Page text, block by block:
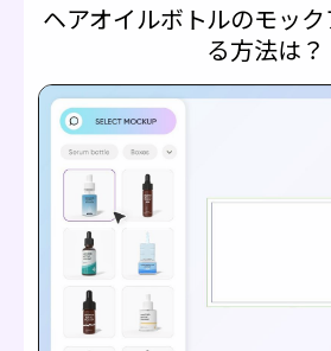
ヘアオイルボトルのモッ
る方法は？